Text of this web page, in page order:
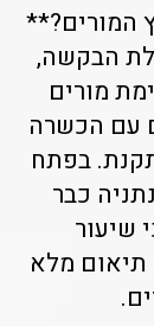
המורים?**
הבקשה,
מורים
עם הכשרה
בפתח
כבר
שיעור
מלא